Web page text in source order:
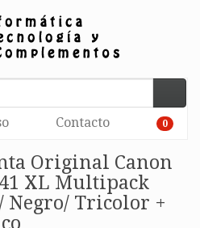
Contacto 0
Original Canon
XL Multipack
Negro/ Tricolor +